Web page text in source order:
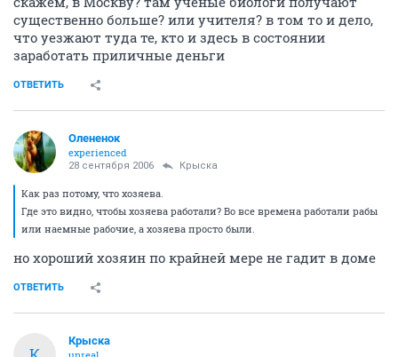
существенно больше? или учителя? в том то и дело,
что уезжают туда те, кто и здесь в состоянии
заработать приличные деньги
ОТВЕТИТЬ
Олененок
experienced
28 сентября 2006 Крыска
Как раз потому, что хозяева.
Где это видно, чтобы хозяева работали? Во все времена работали рабы
или наемные рабочие, а хозяева просто были.
но хороший хозяин по крайней мере не гадит в доме
ОТВЕТИТЬ
Крыска